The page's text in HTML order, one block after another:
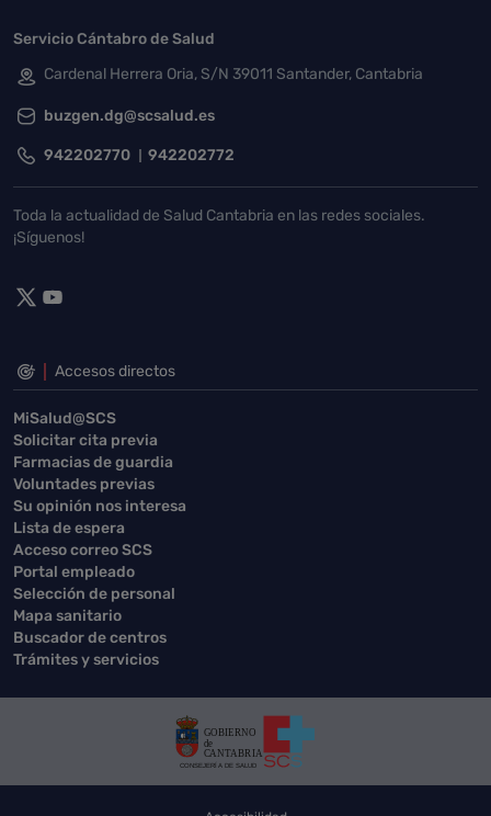
Servicio Cántabro de Salud
Cardenal Herrera Oria, S/N 39011 Santander, Cantabria
buzgen.dg@scsalud.es
942202770 942202772
Toda la actualidad de Salud Cantabria en las redes sociales.
¡Síguenos!
Accesos directos
MiSalud@SCS
Solicitar cita previa
Farmacias de guardia
Voluntades previas
Su opinión nos interesa
Lista de espera
Acceso correo SCS
Portal empleado
Selección de personal
Mapa sanitario
Buscador de centros
Trámites y servicios